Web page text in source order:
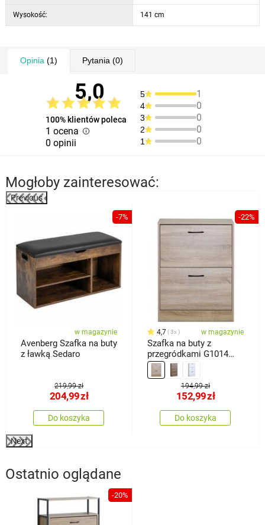
Wysokość: 141 cm
Opinia (1) Pytania (0)
5,0
100% klientów poleca
1 ocena
0 opinii
5 1
4 0
3 0
2 0
1 0
Mogłoby zainteresować:
Previous
-7%
w magazynie
Avenberg Szafka na buty
z ławką Sedaro
219,99 zł
204,99zł
Do koszyka
-22%
4,7 3x w magazynie
Szafka na buty z
przegródkami G1014
OAK, dąb
194,99 zł
152,99zł
Do koszyka
Next
Ostatnio oglądane
-20%